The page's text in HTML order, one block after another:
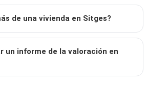
de una vivienda en Sitges?
un informe de la valoración en